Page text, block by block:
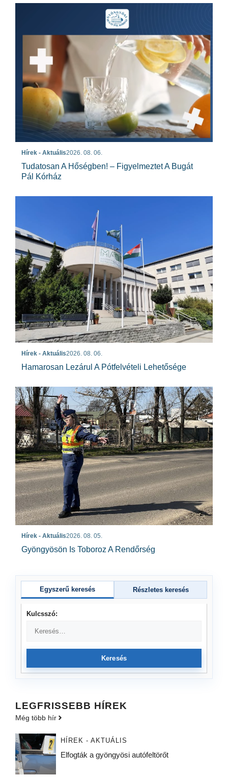
Hírek - Aktuális2026. 08. 06.
Tudatosan A Hőségben! – Figyelmeztet A Bugát
Pál Kórház
Hírek - Aktuális2026. 08. 06.
Hamarosan Lezárul A Pótfelvételi Lehetősége
Hírek - Aktuális2026. 08. 05.
Gyöngyösön Is Toboroz A Rendőrség
Egyszerű keresés Részletes keresés
Kulcsszó:
Keresés
LEGFRISSEBB HÍREK
Még több hír
HÍREK - AKTUÁLIS
Elfogták a gyöngyösi autófeltörőt